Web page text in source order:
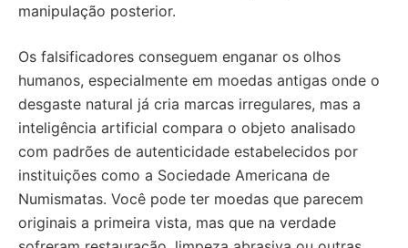
manipulação posterior.
Os falsificadores conseguem enganar os olhos
humanos, especialmente em moedas antigas onde o
desgaste natural já cria marcas irregulares, mas a
inteligência artificial compara o objeto analisado
com padrões de autenticidade estabelecidos por
instituições como a Sociedade Americana de
Numismatas. Você pode ter moedas que parecem
originais a primeira vista, mas que na verdade